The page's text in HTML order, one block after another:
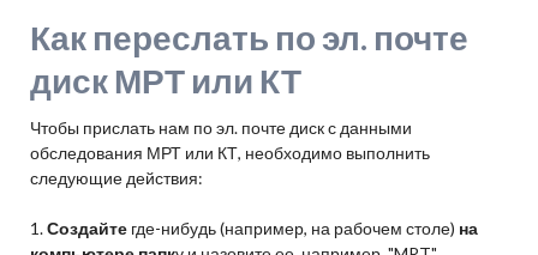
Как переслать по эл. почте
диск МРТ или КТ
Чтобы прислать нам по эл. почте диск с данными
обследования МРТ или КТ, необходимо выполнить
следующие действия:
1.Создайтегде-нибудь (например, на рабочем столе) на